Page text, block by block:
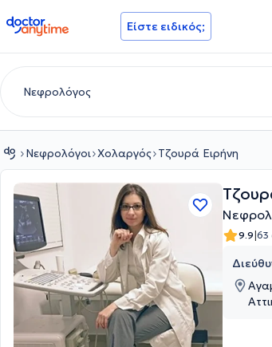
doctoranytime Είστε ειδικός;
Νεφρολόγοι Χολαργός Τζουρά Ειρήνη
9.9|63